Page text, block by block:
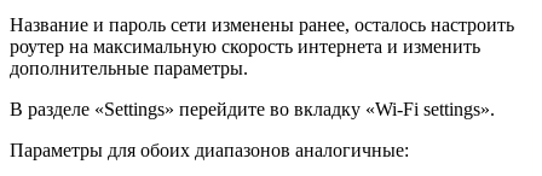
Название и пароль сети изменены ранее, осталось настроить
роутер на максимальную скорость интернета и изменить
дополнительные параметры.
В разделе «Settings» перейдите во вкладку «Wi-Fi settings».
Параметры для обоих диапазонов аналогичные: